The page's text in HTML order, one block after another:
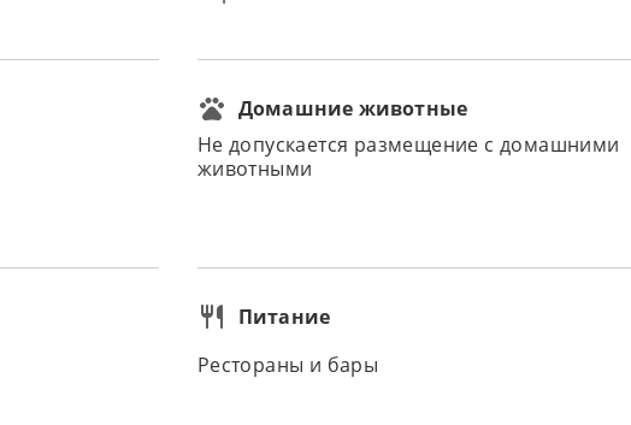
Домашние животные
Не допускается размещение с домашними
животными
Питание
Рестораны и бары